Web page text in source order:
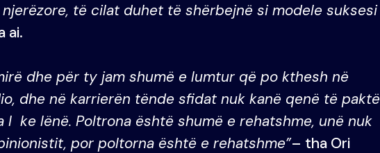
të cilat duhet të shërbejnë si modele suksesi
ai.
dhe për ty jam shumë e lumtur që po kthesh në
dhe në karrierën tënde sfidat nuk kanë qenë të paktë
ke lënë. Poltrona është shumë e rehatshme, unë nuk
por poltorna është e rehatshme”– tha Ori